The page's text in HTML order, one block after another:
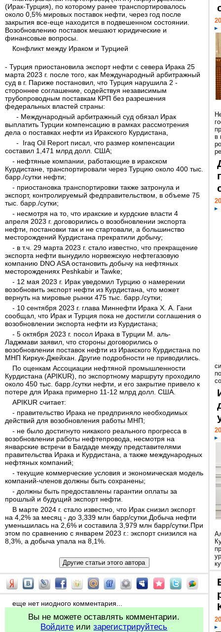
(Ирак-Турция), по которому ранее транспортировалось
около 0,5% мировых поставок нефти, через год после
закрытия все-еще находится в подвешенном состоянии.
Возобновлению поставок мешают юридические и
финансовые вопросы.
Конфликт между Ираком и Турцией
- Турция приостановила экспорт нефти с севера Ирака 25
марта 2023 г. после того, как Международный арбитражный
суд в г. Париже постановил, что Турция нарушила 2 -
стороннее соглашение, содействуя независимым
трубопроводным поставкам КРП без разрешения
федеральных властей страны:
- Международный арбитражный суд обязал Ирак
выплатить Турции компенсацию в рамках рассмотрения
дела о поставках нефти из Иракского Курдистана,
- Iraq Oil Report писал, что размер компенсации
составил 1,471 млрд долл. США;
- нефтяные компании, работающие в иракском
Курдистане, транспортировали через Турцию около 400 тыс.
барр./сутки нефти;
- приостановка транспортировки также затронула и
экспорт, контролируемый федправительством, в объеме 75
тыс. барр./сутки;
- несмотря на то, что иракские и курдские власти 4
апреля 2023 г. договорились о возобновлении экспорта
нефти, постановки так и не стартовали, а большинство
месторождений Курдистана прекратили добычу;
- в т.ч. 29 марта 2023 г. стало известно, что прекращение
экспорта нефти вынудило норвежскую нефтегазовую
компанию DNO ASA остановить добычу на нефтяных
месторождениях Peshkabir и Tawke;
- 12 мая 2023 г. Ирак уведомил Турцию о намерении
возобновить экспорт нефти из Курдистана, что может
вернуть на мировые рынки 475 тыс. барр./сутки;
- 10 сентября 2023 г. глава Миннефти Ирака Х. А. Гани
сообщал, что Ирак и Турция пока не достигли соглашения о
возобновлении экспорта нефти из Курдистана;
- 5 октября 2023 г. посол Ирака в Турции М. аль-
Ладжмави заявил, что стороны договорились о
возобновлении поставок нефти из Иракского Курдистана по
МНП Киркук-Джейхан. Другие подробности не приводились.
По оценкам Ассоциации нефтяной промышленности
Курдистана (APIKUR), по экспортному маршруту проходило
около 450 тыс. барр./сутки нефти, и его закрытие привело к
потере для Ирака примерно 11-12 млрд долл. США.
APIKUR считает:
- правительство Ирака не предприняло необходимых
действий для возобновления работы МНП;
- не было достигнуто никакого реального прогресса в
возобновлении работы нефтепровода, несмотря на
январские встречи в Багдаде между представителями
правительства Ирака и Курдистана, а также международных
нефтяных компаний;
- текущие коммерческие условия и экономическая модель
компаний-членов должны быть сохранены;
- должны быть предоставлены гарантии оплаты за
прошлый и будущий экспорт нефти.
В марте 2024 г. стало известно, что Ирак снизил экспорт
на 4,2% за месяц - до 3,339 млн барр/сутки.Добыча нефти
уменьшилась на 2,6% и составила 3,979 млн барр/сутки.При
этом по сравнению с январем 2023 г.: экспорт снизился на
8,3%, а добыча упала на 8,1%.
еще нет ниодного комментария...
Вы не можете оставлять комментарии.
Войдите илизарегистрируйтесь
в